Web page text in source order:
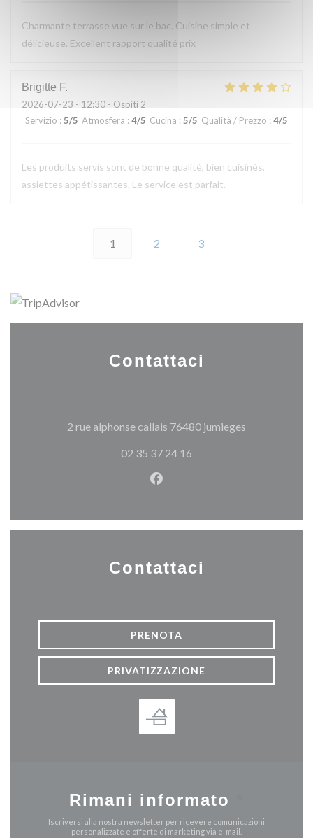
Charmante terrasse vue sur le bac. Cuisine simple et
délicieuse. Excellent rapport qualité prix
Brigitte F
2026-07-23 - 12:30 - Ospiti 2
Servizio : 5/5 Atmosfera : 4/5 Cucina : 5/5 Qualità / Prezzo : 4/5
Les produits servis sont de bonne qualité, bien cuisinés,
assiettes appétissantes. Le service est parfait.
1 2 3
Contattaci
2 rue alphonse callais 76480 jumieges
02 35 37 24 16
Facebook ((apre una nuova
Contattaci
PRENOTA
PRIVATIZZAZIONE
Rimani informato
Iscriversi alla nostra newsletter per ricevere comunicazioni
personalizzate e offerte di marketing via e-mail.